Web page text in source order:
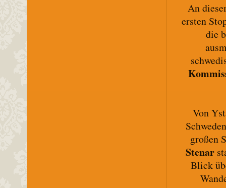
An
ersten
die
Von
großen
Stenar
Blick